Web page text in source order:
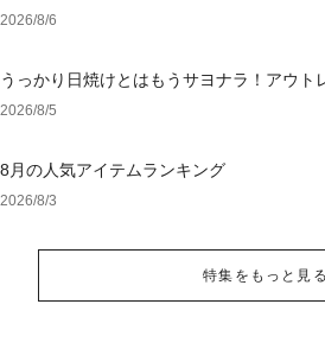
2026/8/6
うっかり日焼けとはもうサヨナラ！アウト
ェア
2026/8/5
8月の人気アイテムランキング
2026/8/3
特集をもっと見る